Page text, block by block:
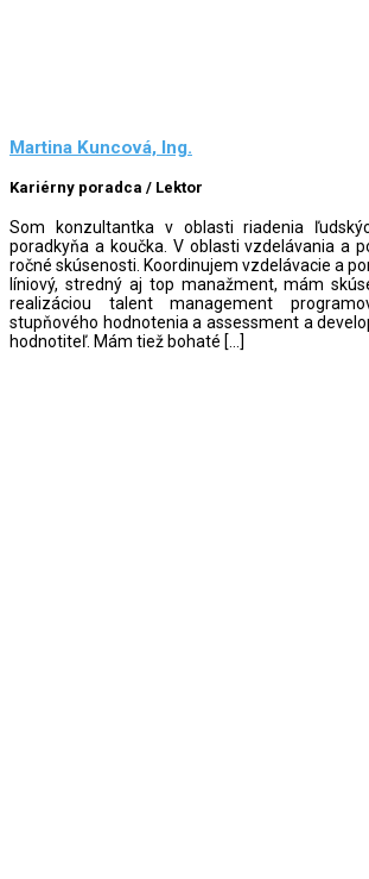
Martina Kuncová, Ing.
Kariérny poradca / Lektor
Som konzultantka v oblasti riadenia
poradkyňa a koučka. V oblasti vzdelávania a
ročné skúsenosti. Koordinujem vzdelávacie a
líniový, stredný aj top manažment, mám
realizáciou talent management
stupňového hodnotenia a assessment a
hodnotiteľ. Mám tiež bohaté […]